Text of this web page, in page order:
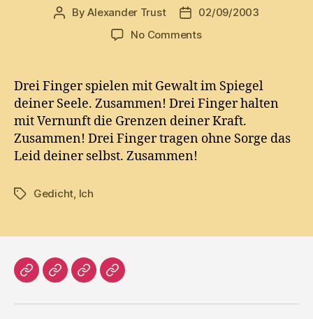
PostByAlexander Trust
Post02/09/2003
No Commentson
Drei Finger spielen mit Gewalt im Spiegel
deiner Seele. Zusammen! Drei Finger halten
mit Vernunft die Grenzen deiner Kraft.
Zusammen! Drei Finger tragen ohne Sorge das
Leid deiner selbst. Zusammen!
TagsGedicht Ich
HomeLiteratur
ProsaImpressum